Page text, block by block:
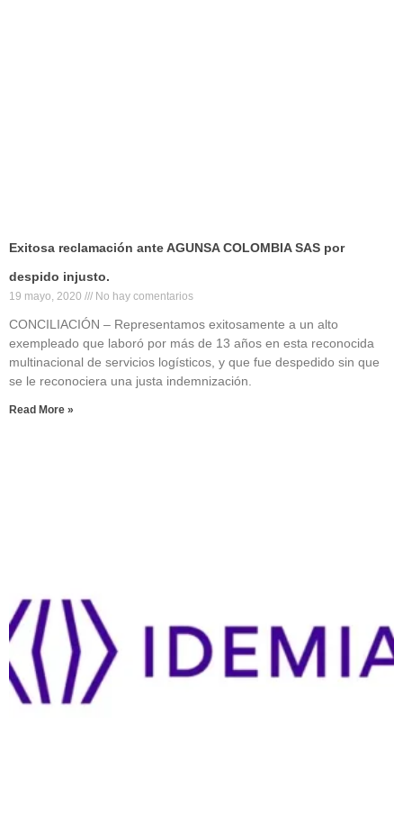
Exitosa reclamación ante AGUNSA COLOMBIA SAS por
despido injusto.
19 mayo, 2020 No hay comentarios
CONCILIACIÓN – Representamos exitosamente a un alto
exempleado que laboró por más de 13 años en esta reconocida
multinacional de servicios logísticos, y que fue despedido sin que
se le reconociera una justa indemnización.
Read More »